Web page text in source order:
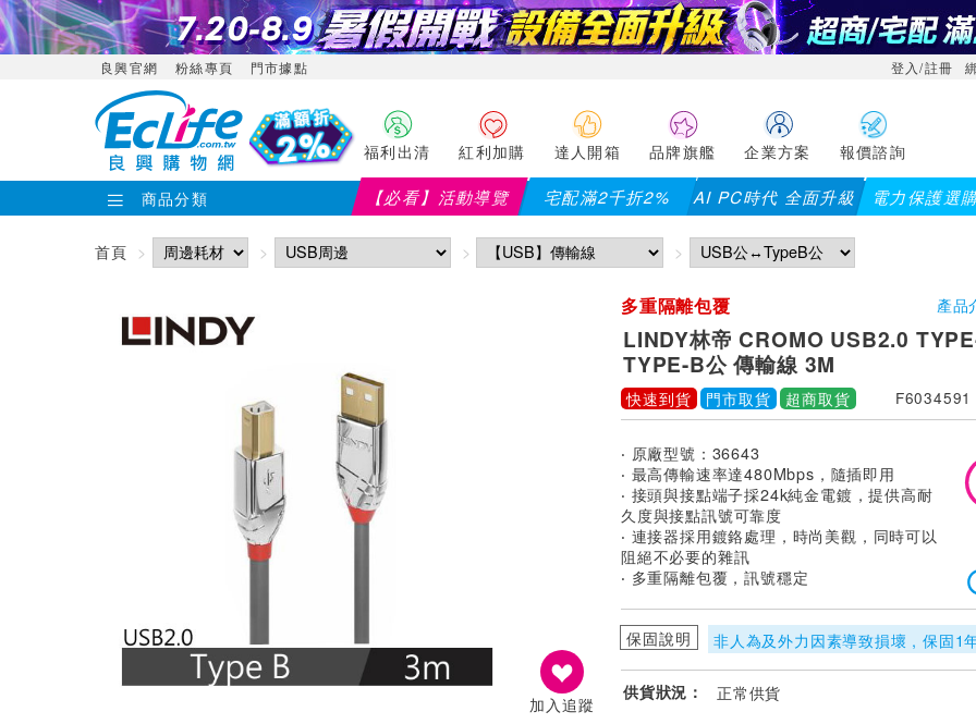
良興官網 粉絲專頁 門市據點 登入/註冊
福利出清 紅利加購 達人開箱 品牌旗艦 企業方案 報價諮詢
商品分類 【必看】活動導覽 宅配滿2千折2% AI PC時代 全面升級 電力保護選
首頁
加入追蹤
多重隔離包覆 產品
LINDY林帝 CROMO USB2.0
TYPE-B公 傳輸線 3M
快速到貨 門市取貨 超商取貨 F6034591
‧ 原廠型號：36643
‧ 最高傳輸速率達480Mbps，隨插即用
‧ 接頭與接點端子採24k純金電鍍，提供高耐
久度與接點訊號可靠度
‧ 連接器採用鍍鉻處理，時尚美觀，同時可以
阻絕不必要的雜訊
‧ 多重隔離包覆，訊號穩定
保固說明 非人為及外力因素導致損壞 , 保固1
供貨狀況： 正常供貨